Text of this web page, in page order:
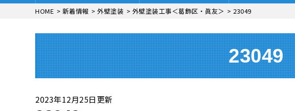
HOME > 新着情報 > 外壁塗装 > 外壁塗装工事＜葛飾区・眞友＞ > 23049
23049
2023年12月25日更新